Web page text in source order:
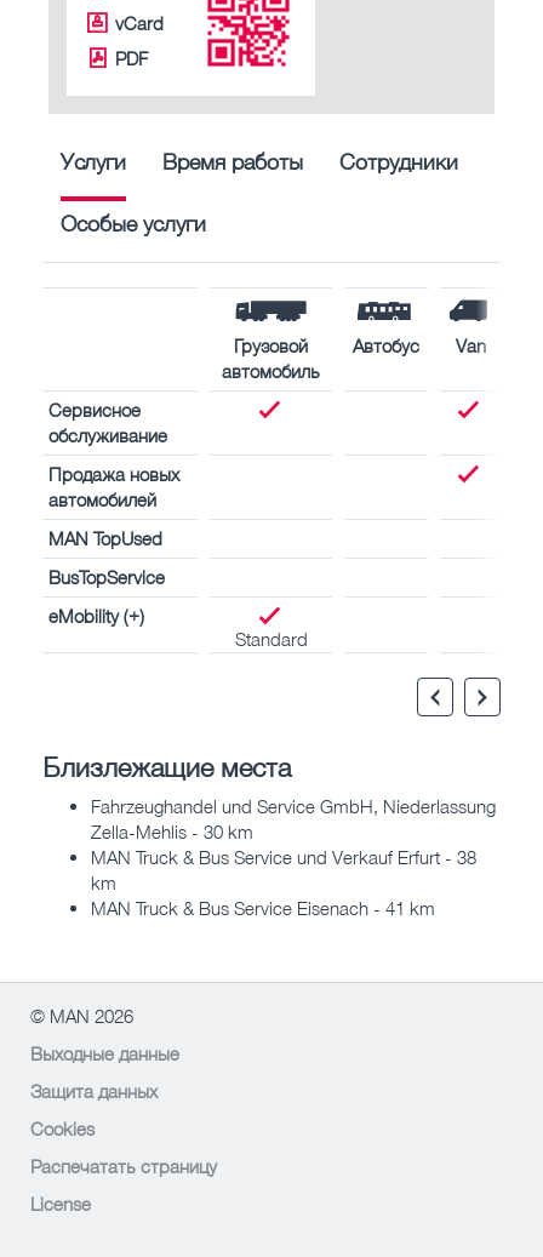
vCard
PDF
Услуги Время работы Сотрудники
Особые услуги
Грузовой
автомобиль
Автобус Van
Сервисное
обслуживание
Продажа новых
автомобилей
MAN TopUsed
BusTopService
eMobility (+)
Standard
Близлежащие места
Fahrzeughandel und Service GmbH, Niederlassung
Zella-Mehlis - 30 km
MAN Truck & Bus Service und Verkauf Erfurt - 38
km
MAN Truck & Bus Service Eisenach - 41 km
© MAN 2026
Выходные данные
Защита данных
Cookies
Распечатать страницу
License